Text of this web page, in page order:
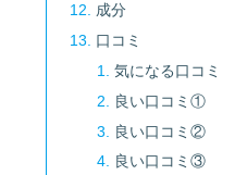
成分
口コミ
気になる口コミ
良い口コミ①
良い口コミ②
良い口コミ③